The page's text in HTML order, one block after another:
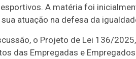
A matéria foi
atuação na defesa da
o Projeto de Lei 136/
das Empregadas e